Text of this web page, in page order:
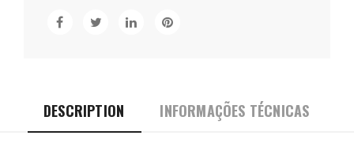
ZZONN
Aço
Inox
DESCRIPTION INFORMAÇÕES TÉCNICAS